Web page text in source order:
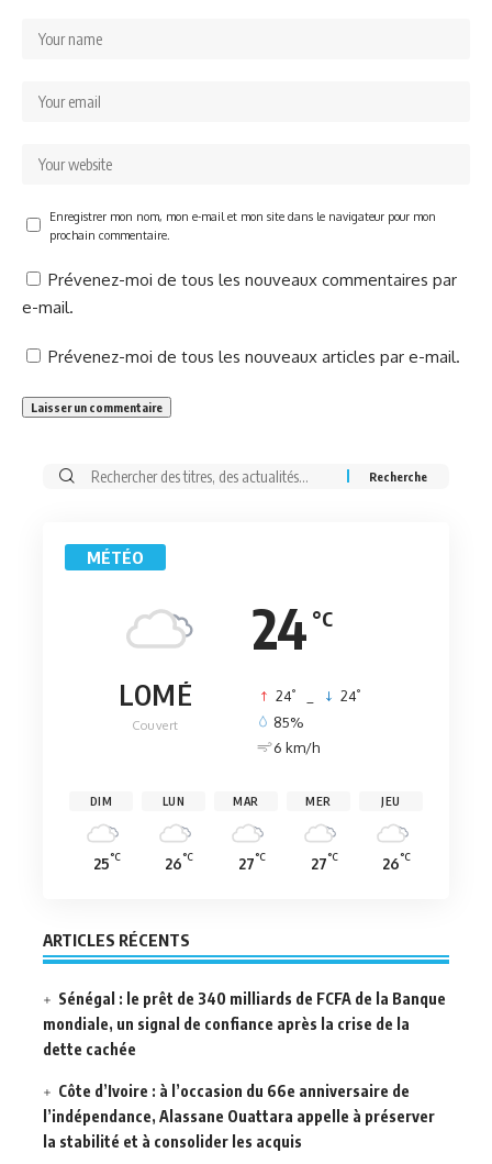
Enregistrer mon nom, mon e-mail et mon site dans le navigateur pour mon
prochain commentaire.
Prévenez-moi de tous les nouveaux commentaires par
e-mail.
Prévenez-moi de tous les nouveaux articles par e-mail.
Rechercher:
MÉTÉO
24 °C
LOMÉ
Couvert
24° 24°
85%
6 km/h
DIM
25°C
LUN
26°C
MAR
27°C
MER
27°C
JEU
26°C
ARTICLES RÉCENTS
Sénégal : le prêt de 340 milliards de FCFA de la Banque
mondiale, un signal de confiance après la crise de la
dette cachée
Côte d’Ivoire : à l’occasion du 66e anniversaire de
l’indépendance, Alassane Ouattara appelle à préserver
la stabilité et à consolider les acquis